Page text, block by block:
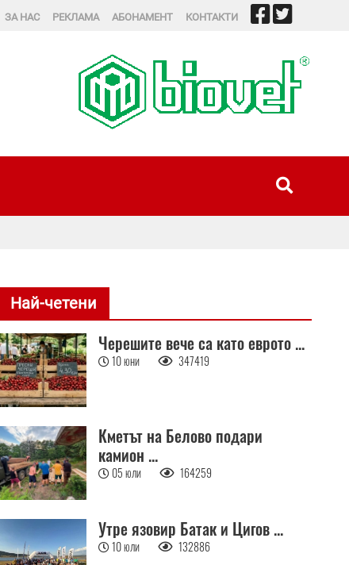
ЗА НАС РЕКЛАМА АБОНАМЕНТ КОНТАКТИ
Най-четени
Черешите вече са като еврото ...
10 юни 347419
Кметът на Белово подари
камион ...
05 юли 164259
Утре язовир Батак и Цигов ...
10 юли 132886